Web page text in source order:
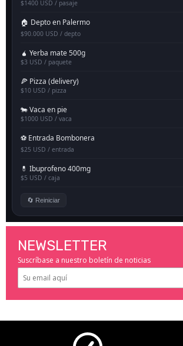
NEWSLETTER
Suscríbase a nuestro boletín de noticias